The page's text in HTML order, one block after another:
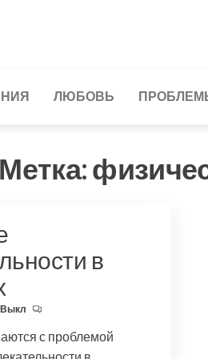
ЛЮБОВЬ
Метка:
в
Выкл
с проблемой